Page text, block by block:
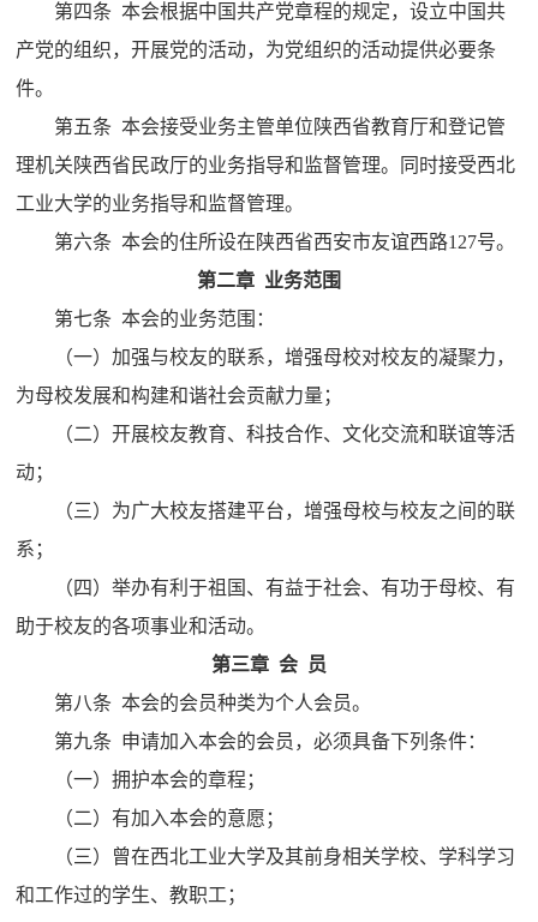
第四条 本会根据中国共产党章程的规定，设立中国共
产党的组织，开展党的活动，为党组织的活动提供必要条
件。
第五条 本会接受业务主管单位陕西省教育厅和登记管
理机关陕西省民政厅的业务指导和监督管理。同时接受西北
工业大学的业务指导和监督管理。
第六条 本会的住所设在陕西省西安市友谊西路127号。
第二章 业务范围
第七条 本会的业务范围：
（一）加强与校友的联系，增强母校对校友的凝聚力，
为母校发展和构建和谐社会贡献力量；
（二）开展校友教育、科技合作、文化交流和联谊等活
动；
（三）为广大校友搭建平台，增强母校与校友之间的联
系；
（四）举办有利于祖国、有益于社会、有功于母校、有
助于校友的各项事业和活动。
第三章 会 员
第八条 本会的会员种类为个人会员。
第九条 申请加入本会的会员，必须具备下列条件：
（一）拥护本会的章程；
（二）有加入本会的意愿；
（三）曾在西北工业大学及其前身相关学校、学科学习
和工作过的学生、教职工；